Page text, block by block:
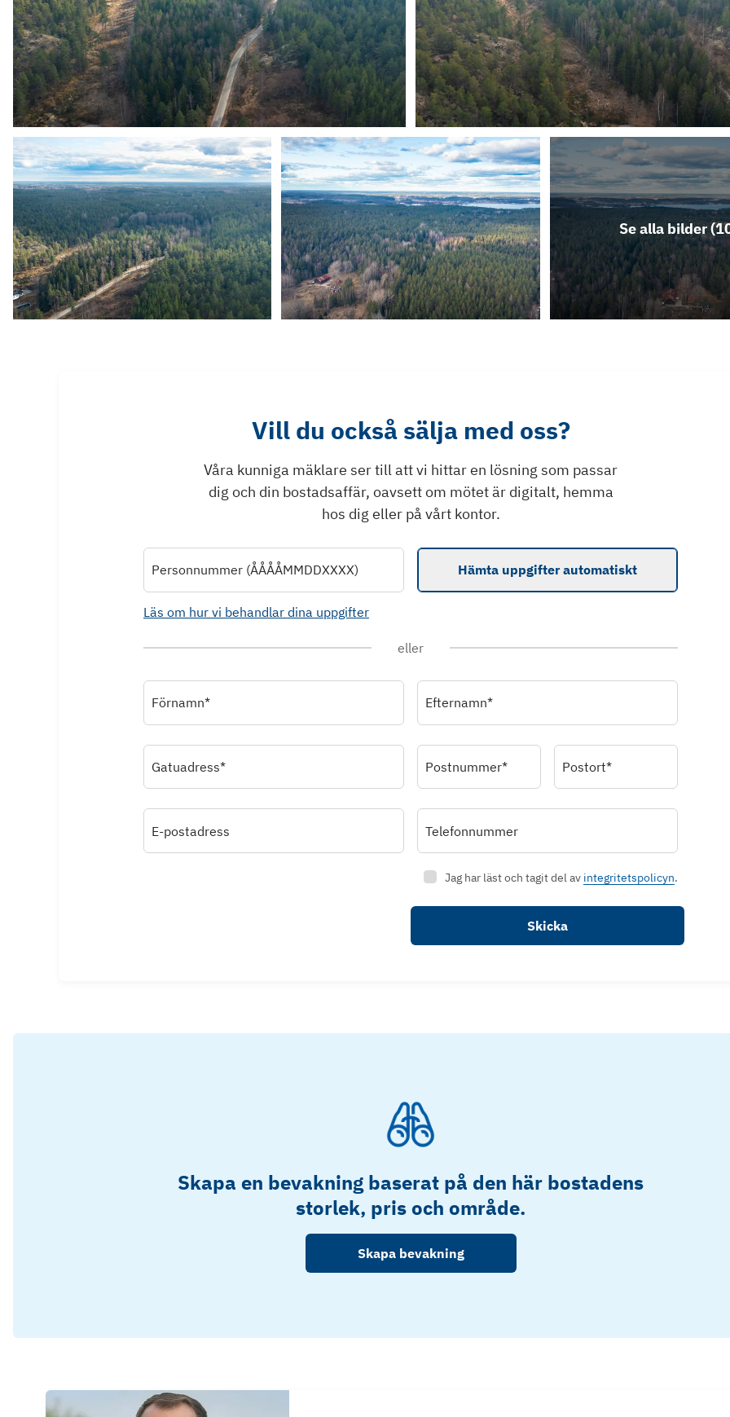
Se alla bilder (
Vill du också sälja med oss?
Våra kunniga mäklare ser till att vi hittar en lösning som passar
dig och din bostadsaffär, oavsett om mötet är digitalt, hemma
hos dig eller på vårt kontor.
Personnummer (ÅÅÅÅMMDDXXXX) Hämta uppgifter automatiskt
Läs om hur vi behandlar dina uppgifter
eller
Förnamn* Efternamn*
Gatuadress* Postnummer* Postort*
E-postadress Telefonnummer
Jag har läst och tagit del av integritetspolicyn.
Skicka
Skapa en bevakning baserat på den här bostadens
storlek, pris och område.
Skapa bevakning